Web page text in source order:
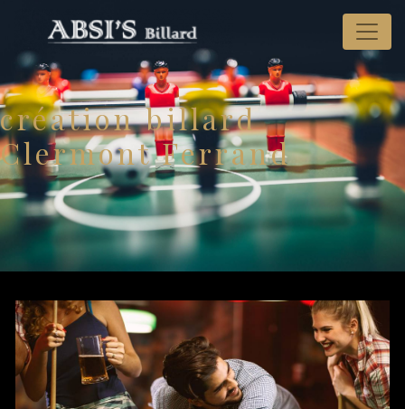
création billard
Clermont Ferrand